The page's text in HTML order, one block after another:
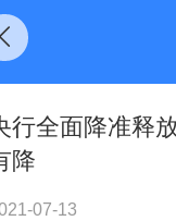
行全面降准释
降
07-13